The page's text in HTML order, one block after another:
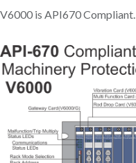
V6000 is API670 Compliant.